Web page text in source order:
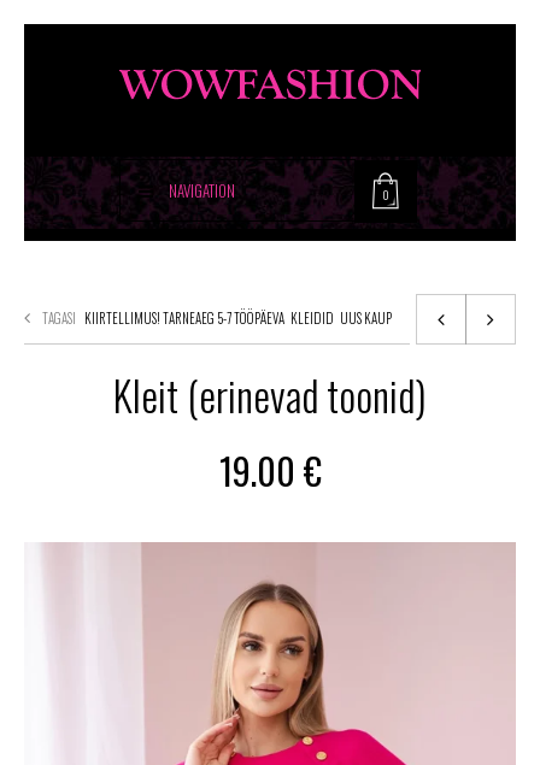
0
NAVIGATION
TAGASI KIIRTELLIMUS! TARNEAEG 5-7 TÖÖPÄEVA KLEIDID UUS KAUP
Kleit (erinevad toonid)
19.00 €